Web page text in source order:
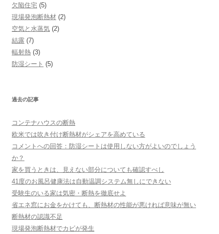
欠陥住宅 (5)
現場発泡断熱材 (2)
空気と水蒸気 (2)
結露 (7)
輻射熱 (3)
防湿シート (5)
過去の記事
コンテナハウスの断熱
欧米では吹き付け断熱材がシェアを高めている
コメントへの回答：防湿シートは使用しない方がよいのでしょう
か？
家を買うときは、見えない部分についても確認すべし
41度のお風呂健康法は自動温調システム無しにできない
受験生のいる家は気密・断熱を徹底せよ
省エネ窓にお金をかけても、断熱材の性能が悪ければ意味が無い
断熱材の認識不足
現場発泡断熱材でカビが発生